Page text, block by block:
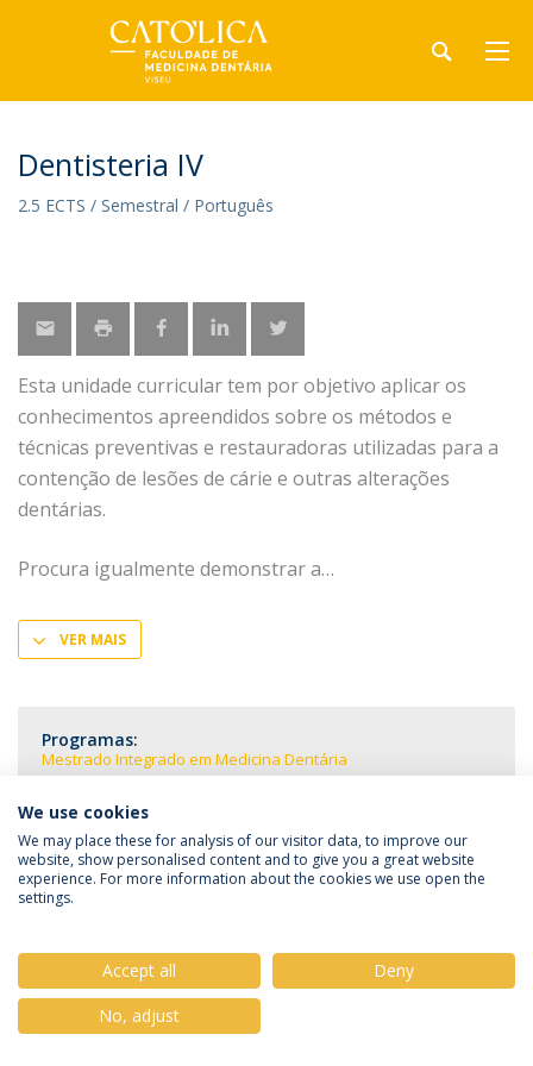
Dentisteria IV
2.5 ECTS / Semestral / Português
Esta unidade curricular tem por objetivo aplicar os
conhecimentos apreendidos sobre os métodos e
técnicas preventivas e restauradoras utilizadas para a
contenção de lesões de cárie e outras alterações
dentárias.
Procura igualmente demonstrar a
VER MAIS
Programas:
Mestrado Integrado em Medicina Dentária
Política de Privacidade
Termos & Condições
© 2026 Universidade Católica Portuguesa
We use cookies
We may place these for analysis of our visitor data, to improve our
website, show personalised content and to give you a great website
experience. For more information about the cookies we use open the
settings.
Accept all
Deny
No, adjust